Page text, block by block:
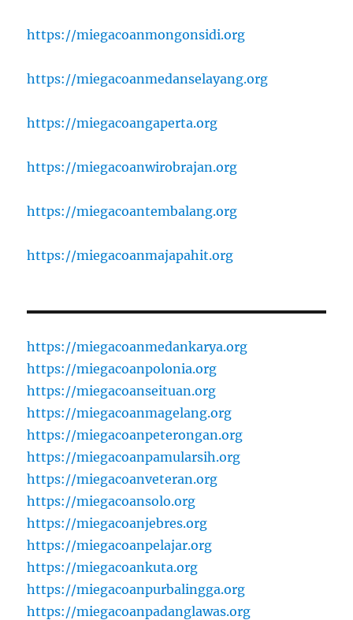
https://miegacoanmongonsidi.org
https://miegacoanmedanselayang.org
https://miegacoangaperta.org
https://miegacoanwirobrajan.org
https://miegacoantembalang.org
https://miegacoanmajapahit.org
https://miegacoanmedankarya.org
https://miegacoanpolonia.org
https://miegacoanseituan.org
https://miegacoanmagelang.org
https://miegacoanpeterongan.org
https://miegacoanpamularsih.org
https://miegacoanveteran.org
https://miegacoansolo.org
https://miegacoanjebres.org
https://miegacoanpelajar.org
https://miegacoankuta.org
https://miegacoanpurbalingga.org
https://miegacoanpadanglawas.org